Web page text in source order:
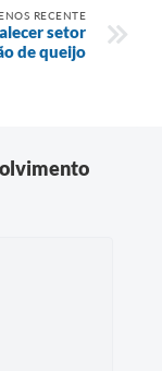
RECENTE
setor
de queijo